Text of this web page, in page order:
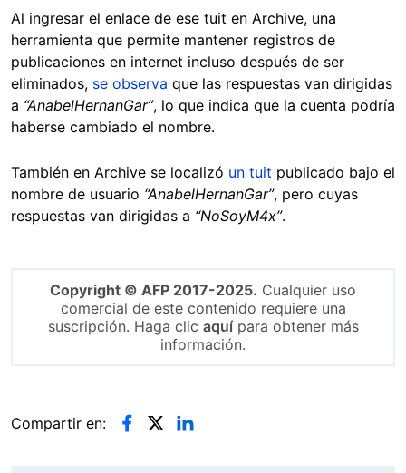
Al ingresar el enlace de ese tuit en Archive, una
herramienta que permite mantener registros de
publicaciones en internet incluso después de ser
eliminados, se observa que las respuestas van dirigidas
a “AnabelHernanGar”, lo que indica que la cuenta podría
haberse cambiado el nombre.
También en Archive se localizó un tuit publicado bajo el
nombre de usuario “AnabelHernanGar”, pero cuyas
respuestas van dirigidas a “NoSoyM4x”.
Copyright © AFP 2017-2025. Cualquier uso
comercial de este contenido requiere una
suscripción. Haga clic aquípara obtener más
información.
Compartir en: